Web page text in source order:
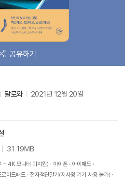
공유하기
달로와 2021년 12월 20일
31.19MB
- 4K 모니터 미지원) 아이폰
아이패드
로이드패드
전자책단말기(저사양 기기 사용 불가)